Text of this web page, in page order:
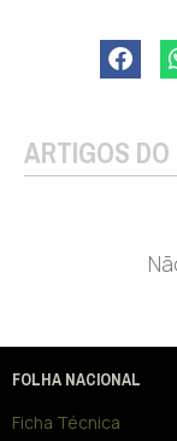
ARTIGOS
FOLHA NACIONAL
Ficha Técnica